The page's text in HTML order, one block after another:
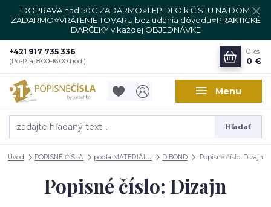
DOPRAVA nad 50€ ZADARMO⭐LEPIDLO k ČÍSLU NA DOM
ZADARMO⭐VRÁTENIE TOVARU bez udania dôvodu⭐PRAKTICKÉ
DARČEKY v každej OBJEDNÁVKE
Menu
Hľadať
+421 917 735 336
(Po-Pia, 8:00-16:00 hod.)
0 ks
0 €
Úvod POPISNÉ ČÍSLA podľa MATERIÁLU DIBOND Popisné číslo: Dizajn
Popisné číslo: Dizajn